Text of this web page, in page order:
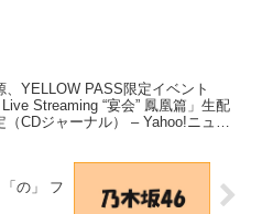
、YELLOW PASS限定イベント
Live Streaming “宴会” 鳳凰篇」生配
（CDジャーナル） – Yahoo!ニュー
の」 フ